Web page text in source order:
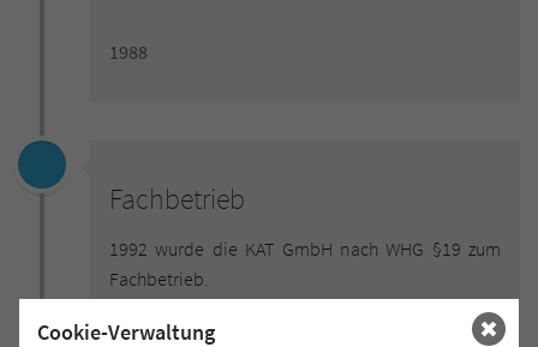
1988
Fachbetrieb
1992 wurde die KAT GmbH nach WHG §19 zum
Fachbetrieb.
Cookie-Verwaltung